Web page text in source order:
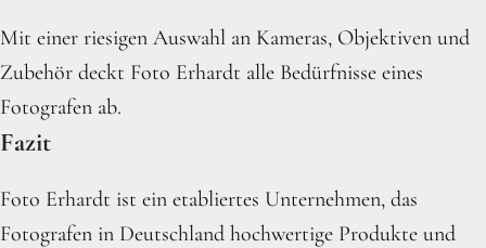
Mit einer riesigen Auswahl an Kameras, Objektiven und
Zubehör deckt Foto Erhardt alle Bedürfnisse eines
Fotografen ab.
Fazit
Foto Erhardt ist ein etabliertes Unternehmen, das
Fotografen in Deutschland hochwertige Produkte und